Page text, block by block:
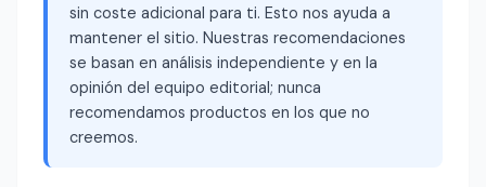
sin coste adicional para ti. Esto nos ayuda a
mantener el sitio. Nuestras recomendaciones
se basan en análisis independiente y en la
opinión del equipo editorial; nunca
recomendamos productos en los que no
creemos.